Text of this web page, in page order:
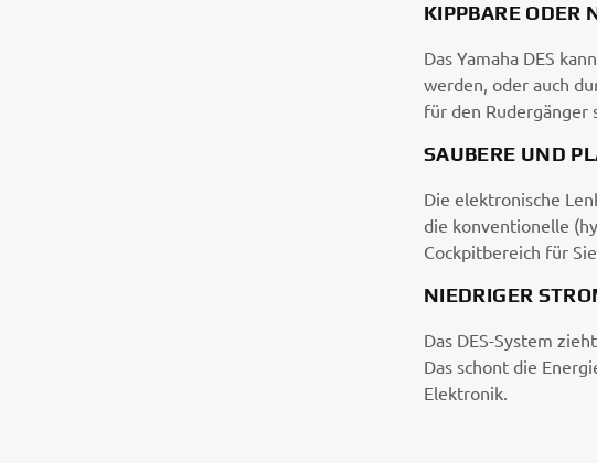
KIPPBARE ODER
Das Yamaha DES
werden, oder auch
für den Rudergänger
SAUBERE UND
Die elektronische
die konventionelle
Cockpitbereich für
NIEDRIGER
Das DES-System
Das schont die
Elektronik.